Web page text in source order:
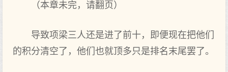
（本章未完，请翻页）
导致项梁三人还是进了前十，即便现在把他们
的积分清空了，他们也就顶多只是排名末尾罢了。